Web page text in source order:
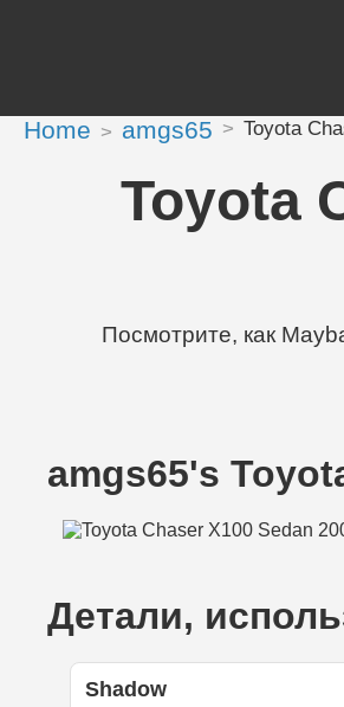
Home amgs65 Toyota
Toyota
Посмотрите, как
amgs65's
Детали,
Shadow